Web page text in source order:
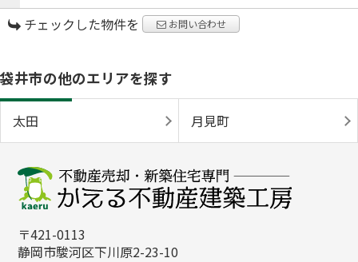
チェックした物件を お問い合わせ
袋井市の他のエリアを探す
太田 月見町
〒421-0113
静岡市駿河区下川原2-23-10